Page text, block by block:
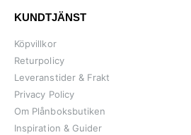
KUNDTJÄNST
Köpvillkor
Returpolicy
Leveranstider & Frakt
Privacy Policy
Om Plånboksbutiken
Inspiration & Guider